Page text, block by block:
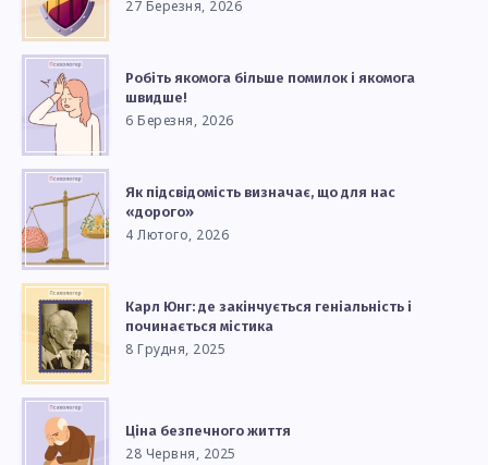
27 Березня, 2026
Робіть якомога більше помилок і якомога
швидше!
6 Березня, 2026
Як підсвідомість визначає, що для нас
«дорого»
4 Лютого, 2026
Карл Юнг: де закінчується геніальність і
починається містика
8 Грудня, 2025
Ціна безпечного життя
28 Червня, 2025